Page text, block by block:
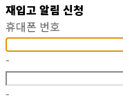
재입고 알림 신청
휴대폰 번호
-
-